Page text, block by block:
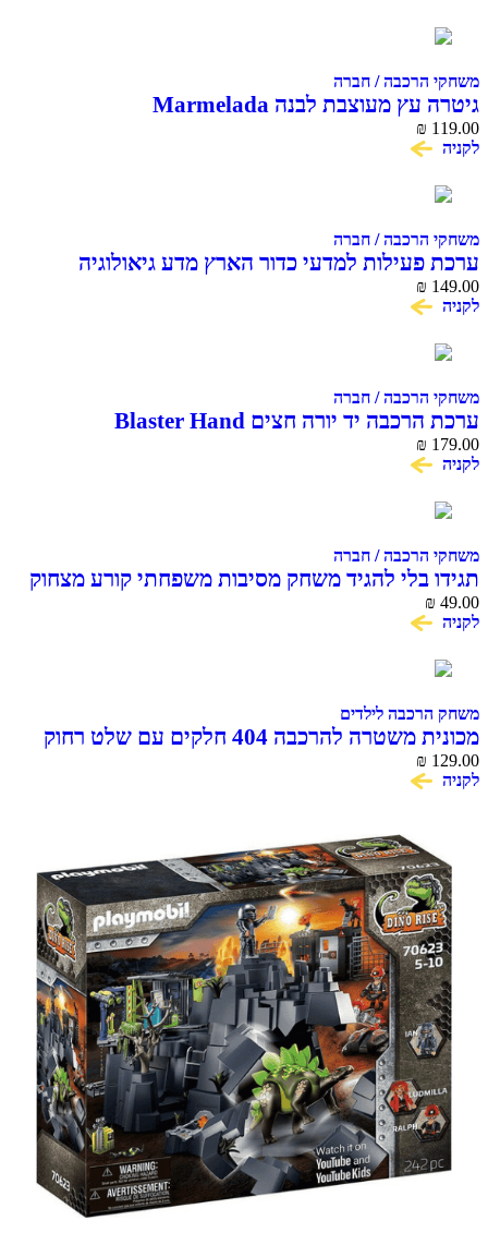
משחקי הרכבה / חברה
גיטרה עץ מעוצבת לבנה Marmelada
₪ 119.00
לקניה
משחקי הרכבה / חברה
ערכת פעילות למדעי כדור הארץ מדע גיאולוגיה
National Geographic
₪ 149.00
לקניה
משחקי הרכבה / חברה
ערכת הרכבה יד יורה חצים Blaster Hand
₪ 179.00
לקניה
משחקי הרכבה / חברה
תגידו בלי להגיד משחק מסיבות משפחתי קורע מצחוק
₪ 49.00
לקניה
משחק הרכבה לילדים
מכונית משטרה להרכבה 404 חלקים עם שלט רחוק
COME ALIVE BLOCK RC CAR
₪ 129.00
לקניה